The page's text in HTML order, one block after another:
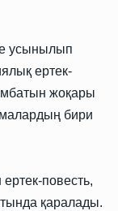
усынылып
ертек-
жоқары
бири
повесть,
қаралады.